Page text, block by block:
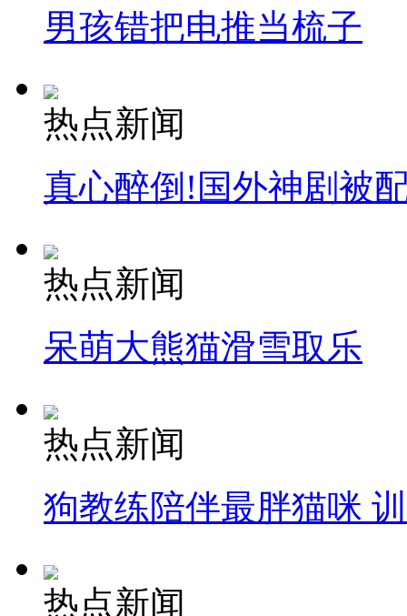
男孩错把电推当梳子
热点新闻
真心醉倒!国外神剧被
热点新闻
呆萌大熊猫滑雪取乐
热点新闻
狗教练陪伴最胖猫咪
热点新闻